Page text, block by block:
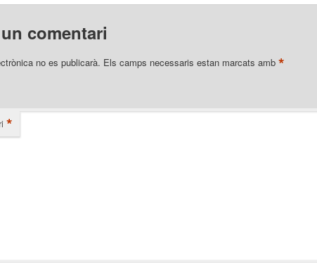
comentari
no es publicarà. Els camps necessaris estan marcats amb *
*